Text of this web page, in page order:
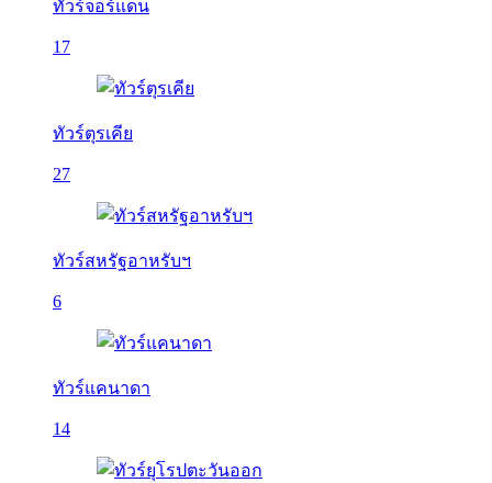
ทัวร์จอร์แดน
17
ทัวร์ตุรเคีย
27
ทัวร์สหรัฐอาหรับฯ
6
ทัวร์แคนาดา
14